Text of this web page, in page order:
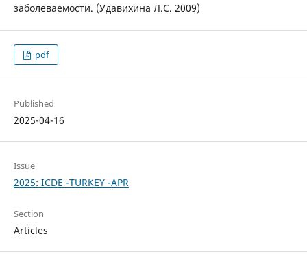
заболеваемости. (Удавихина Л.С. 2009)
pdf
Published
2025-04-16
Issue
2025: ICDE -TURKEY -APR
Section
Articles